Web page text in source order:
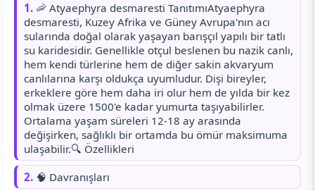
1. 🦐 Atyaephyra desmaresti TanıtımıAtyaephyra
desmaresti, Kuzey Afrika ve Güney Avrupa'nın acı
sularında doğal olarak yaşayan barışçıl yapılı bir tatlı
su karidesidir. Genellikle otçul beslenen bu nazik canlı,
hem kendi türlerine hem de diğer sakin akvaryum
canlılarına karşı oldukça uyumludur. Dişi bireyler,
erkeklere göre hem daha iri olur hem de yılda bir kez
olmak üzere 1500'e kadar yumurta taşıyabilirler.
Ortalama yaşam süreleri 12-18 ay arasında
değişirken, sağlıklı bir ortamda bu ömür maksimuma
ulaşabilir.🔍 Özellikleri
2. 🧠 Davranışları